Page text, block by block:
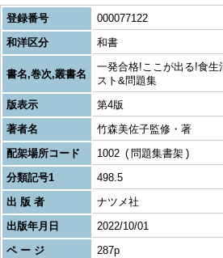
登録番号
000077122
和洋区分
和書
書名,巻次,叢書名
一発合格!ここが出る!食生
スト&問題集
版表示
第4版
著者名
竹森美佐子監修・著
配架場所コード
1002
問題集書架
分類記号1
498.5
出 版 者
ナツメ社
出版年月日
2022/10/01
ペ ー ジ
287p